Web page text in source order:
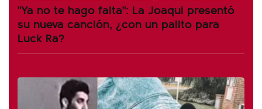
"Ya no te hago falta": La Joaqui presentó
su nueva canción, ¿con un palito para
Luck Ra?